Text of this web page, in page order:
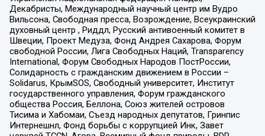
Декабристы, Международный научный центр им Вудро
Вильсона, Свободная пресса, Возрождение, Всеукраинский
духовный центр , Риддл, Русский антивоенный комитет в
Швеции, Проект Медуза, Фонд Андрея Сахарова, Форум
свободной России, Лига Свободных Наций, Transparеncy
International, Форум Свободных Народов ПостРоссии,
Солидарность с гражданским движением в России –
Solidarus, КрымSOS, Свободный университет, Институт
государственного управления, Форум гражданского
общества Россия, Беллона, Союз жителей островов
Тисима и Хабомаи, Съезд народных депутатов, Гринпис
Интернешнл, Фонд борьбы с коррупцией Инк, Завет